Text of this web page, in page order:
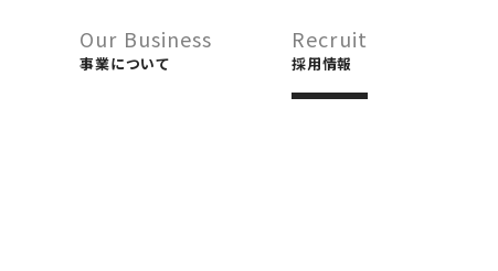
Our Business
事業について
Recruit
採用情報